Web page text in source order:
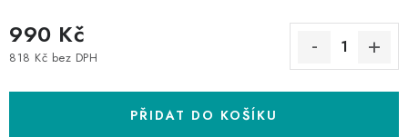
990 Kč
818 Kč bez DPH
PŘIDAT DO KOŠÍKU